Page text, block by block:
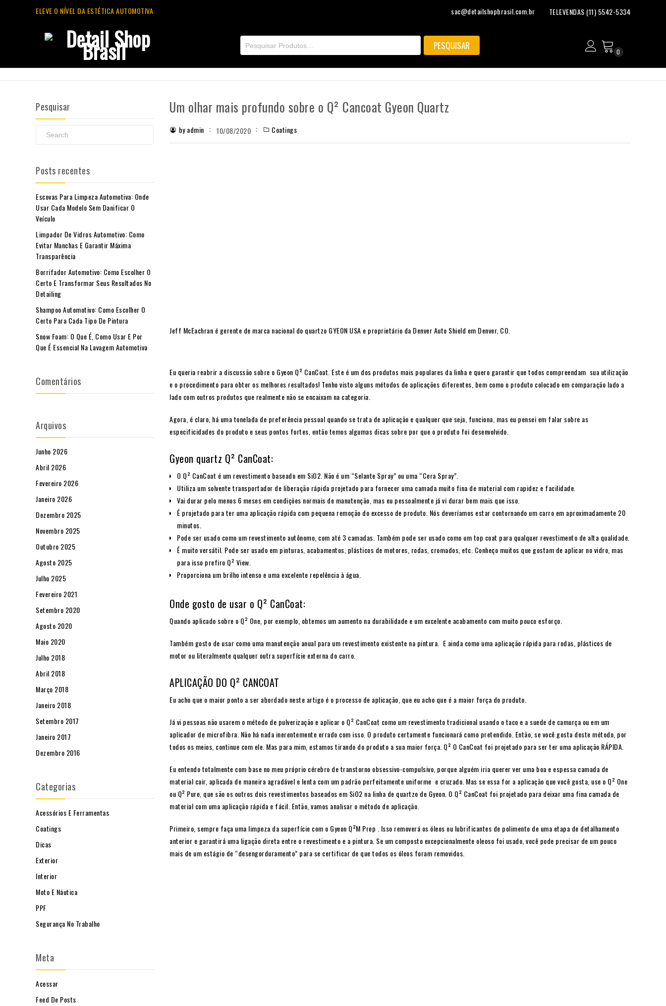
ELEVE O NÍVEL DA ESTÉTICA AUTOMOTIVA sac@detailshopbrasil.com.br TELEVENDAS (11) 5542-5334
0
Um olhar mais profundo sobre o Q² Cancoat Gyeon Quartz
by admin 10/08/2020 Coatings
Jeff McEachran é gerente de marca nacional do quartzo GYEON USA e proprietário da Denver Auto Shield em Denver, CO.
Eu queria reabrir a discussão sobre o Gyeon Q² CanCoat. Este é um dos produtos mais populares da linha e quero garantir que todos compreendam sua utilização
e o procedimento para obter os melhores resultados! Tenho visto alguns métodos de aplicações diferentes, bem como o produto colocado em comparação lado a
lado com outros produtos que realmente não se encaixam na categoria.
Agora, é claro, há uma tonelada de preferência pessoal quando se trata de aplicação e qualquer que seja, funciona, mas eu pensei em falar sobre as
especificidades do produto e seus pontos fortes, então temos algumas dicas sobre por que o produto foi desenvolvido.
Gyeon quartz Q² CanCoat:
O Q² CanCoat é um revestimento baseado em SiO2. Não é um “Selante Spray” ou uma “Cera Spray”.
Utiliza um solvente transportador de liberação rápida projetado para fornecer uma camada muito fina de material com rapidez e facilidade.
Vai durar pelo menos 6 meses em condições normais de manutenção, mas eu pessoalmente já vi durar bem mais que isso.
É projetado para ter uma aplicação rápida com pequena remoção do excesso de produto. Nós deveríamos estar contornando um carro em aproximadamente 20
minutos.
Pode ser usado como um revestimento autônomo, com até 3 camadas. Também pode ser usado como um top coat para qualquer revestimento de alta qualidade.
É muito versátil. Pode ser usado em pinturas, acabamentos, plásticos de motores, rodas, cromados, etc. Conheço muitos que gostam de aplicar no vidro, mas
para isso prefiro Q² View.
Proporciona um brilho intenso e uma excelente repelência à água.
Onde gosto de usar o Q² CanCoat:
Quando aplicado sobre o Q² One, por exemplo, obtemos um aumento na durabilidade e um excelente acabamento com muito pouco esforço.
Também gosto de usar como uma manutenção anual para um revestimento existente na pintura. E ainda como uma aplicação rápida para rodas, plásticos de
motor ou literalmente qualquer outra superfície externa do carro.
APLICAÇÃO DO Q² CANCOAT
Eu acho que o maior ponto a ser abordado neste artigo é o processo de aplicação, que eu acho que é a maior força do produto.
Já vi pessoas não usarem o método de pulverização e aplicar o Q² CanCoat como um revestimentotradicional usando o taco e a suede de camurça ou em um
aplicador de microfibra. Não há nada inerentemente errado com isso. O produto certamente funcionará como pretendido. Então, se você gosta deste método, por
todos os meios, continue com ele. Mas para mim, estamos tirando do produto a sua maior força. Q² O CanCoat foi projetado para ser ter uma aplicação RÁPIDA.
Eu entendo totalmente com base no meu próprio cérebro de transtorno obsessivo-compulsivo, porque alguém iria querer ver uma boa e espessa camada de
material cair, aplicada de maneira agradável e lenta com um padrão perfeitamente uniforme e cruzado. Mas se essa for a aplicação que você gosta, use o Q² One
ou Q² Pure, que são os outros dois revestimentos baseados em SiO2 na linha de quartzo de Gyeon. O Q² CanCoat foi projetado para deixar uma fina camada de
material com uma aplicação rápida e fácil. Então, vamos analisar o método de aplicação.
Primeiro, sempre faça uma limpeza da superfície com o Gyeon Q²M Prep . Isso removerá os óleos ou lubrificantes de polimento de uma etapa de detalhamento
anterior e garantirá uma ligação direta entre o revestimento e a pintura. Se um composto excepcionalmente oleoso foi usado, você pode precisar de um pouco
mais de um estágio de “desengorduramento” para se certificar de que todos os óleos foram removidos.
Pesquisar
Posts recentes
Escovas Para Limpeza Automotiva: Onde
Usar Cada Modelo Sem Danificar O
Veículo
Limpador De Vidros Automotivo: Como
Evitar Manchas E Garantir Máxima
Transparência
Borrifador Automotivo: Como Escolher O
Certo E Transformar Seus Resultados No
Detailing
Shampoo Automotivo: Como Escolher O
Certo Para Cada Tipo De Pintura
Snow Foam: O Que É, Como Usar E Por
Que É Essencial Na Lavagem Automotiva
Comentários
Arquivos
Junho 2026
Abril 2026
Fevereiro 2026
Janeiro 2026
Dezembro 2025
Novembro 2025
Outubro 2025
Agosto 2025
Julho 2025
Fevereiro 2021
Setembro 2020
Agosto 2020
Maio 2020
Julho 2018
Abril 2018
Março 2018
Janeiro 2018
Setembro 2017
Janeiro 2017
Dezembro 2016
Categorias
Acessórios E Ferramentas
Coatings
Dicas
Exterior
Interior
Moto E Náutica
PPF
Segurança No Trabalho
Meta
Acessar
Feed De Posts